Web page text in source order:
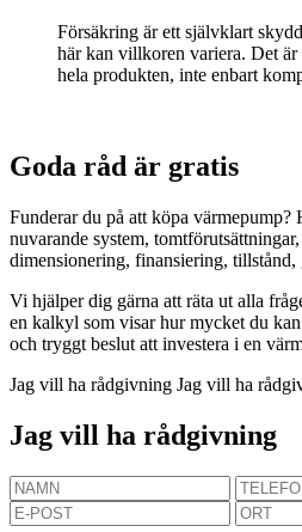
Försäkring är ett självklart
här kan villkoren variera. Det
hela produkten, inte enbart
Goda råd är gratis
Funderar du på att köpa
nuvarande system,
dimensionering, finansiering,
Vi hjälper dig gärna att räta ut alla
en kalkyl som visar hur mycket du
och tryggt beslut att investera i en
Jag vill ha rådgivning Jag vill ha
Jag vill ha rådgivning